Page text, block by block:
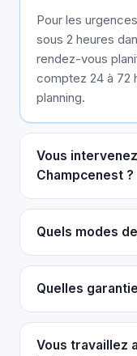
Pour les
sous 2 heures
rendez-vous
comptez 24 à 72
planning.
Vous
Champcenest ?
Quels modes
Quelles
Vous travaillez